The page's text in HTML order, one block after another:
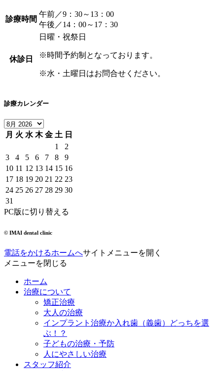
診療時間
午前／9：30～13：00
午後／14：00～17：30
休診日
日曜・祝祭日
※時間予約制となっております。
※水・土曜日はお問合せください。
診療カレンダー
月 火 水 木 金 土 日
1
2
3
4 5 6 7 8
9
10 11 12 13 14 15 16
17 18 19 20 21 22 23
24 25 26 27 28 29 30
31
PC版に切り替える
© IMAI dental clinic
電話をかけるホームへサイトメニューを開く
メニューを閉じる
ホーム
治療について
矯正治療
大人の治療
インプラント治療か入れ歯（義歯）どっちを選
ぶ！？
子どもの治療・予防
人にやさしい治療
スタッフ紹介